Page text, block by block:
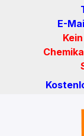
Zum Hauptinhalt
E-